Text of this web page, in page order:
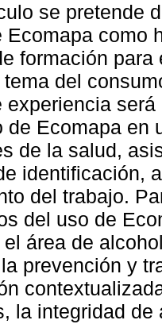
se pretende
Ecomapa como
formación para
del
experiencia
de Ecomapa en
de la salud,
identificación,
del trabajo.
del uso de
área de
prevención y
la integridad